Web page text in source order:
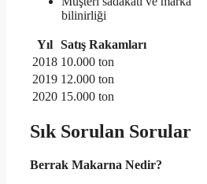
bilinirliği
Yıl Satış Rakamları
2018 10.000 ton
2019 12.000 ton
2020 15.000 ton
Sık Sorulan Sorular
Berrak Makarna Nedir?